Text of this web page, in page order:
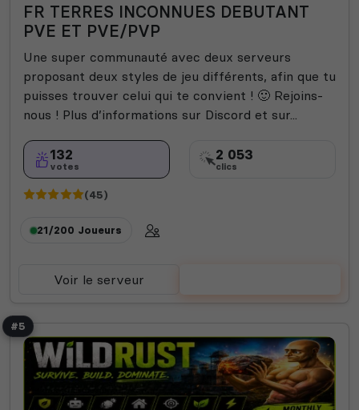
FR TERRES INCONNUES DEBUTANT
PVE ET PVE/PVP
Une super communauté avec deux serveurs
proposant deux styles de jeu différents, afin que tu
puisses trouver celui qui te convient ! 🙂 Rejoins-
nous ! Plus d’informations sur Discord et sur...
132
votes
2 053
clics
(45)
21/200 Joueurs
Voir le serveur
#5